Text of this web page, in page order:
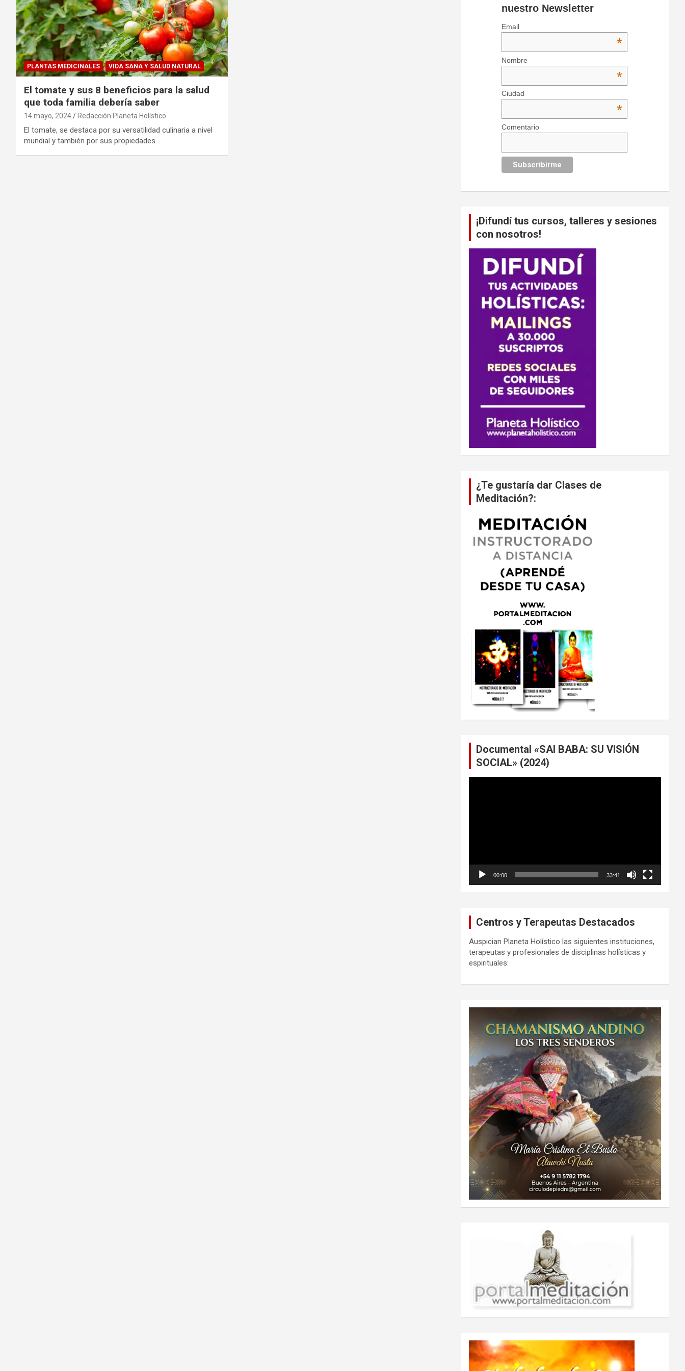
PLANTAS MEDICINALES VIDA SANA Y SALUD NATURAL
El tomate y sus 8 beneficios para la salud
que toda familia debería saber
14 mayo, 2024 Redacción Planeta Holístico
El tomate, se destaca por su versatilidad culinaria a nivel
mundial y también por sus propiedades…
nuestro Newsletter
Email
*
Nombre
*
Ciudad
*
Comentario
¡Difundí tus cursos, talleres y sesiones
con nosotros!
¿Te gustaría dar Clases de
Meditación?:
Documental «SAI BABA: SU VISIÓN
SOCIAL» (2024)
00:00 33:41
Centros y Terapeutas Destacados
Auspician Planeta Holístico las siguientes instituciones,
terapeutas y profesionales de disciplinas holísticas y
espirituales: